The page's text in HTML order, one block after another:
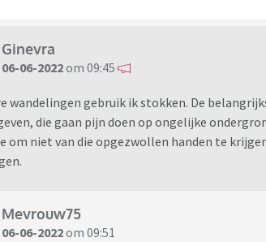
Ginevra
06-06-2022om 09:45
wandelingen gebruik ik stokken. De
die gaan pijn doen op ongelijke
om niet van die opgezwollen handen te
Mevrouw75
06-06-2022om 09:51